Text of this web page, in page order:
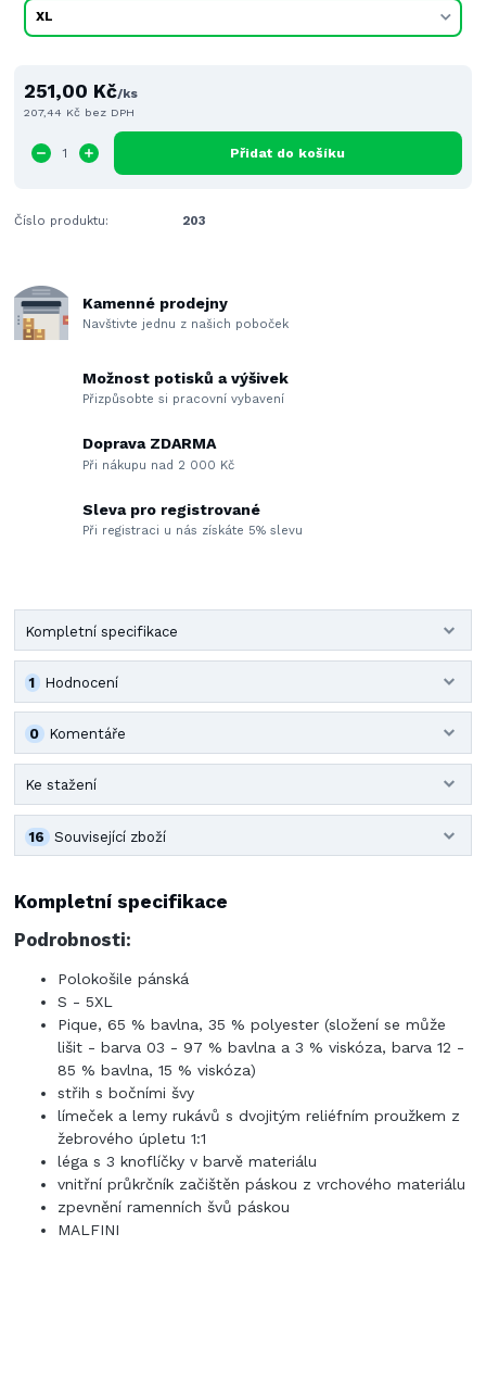
251,00 Kč/ks
207,44 Kč bez DPH
Přidat do košíku
Číslo produktu: 203
Kamenné prodejny
Navštivte jednu z našich poboček
Možnost potisků a výšivek
Přizpůsobte si pracovní vybavení
Doprava ZDARMA
Při nákupu nad 2 000 Kč
Sleva pro registrované
Při registraci u nás získáte 5% slevu
Kompletní specifikace
Hodnocení
1
Komentáře
0
Ke stažení
Související zboží
16
Kompletní specifikace
Podrobnosti:
Polokošile pánská
S - 5XL
Pique, 65 % bavlna, 35 % polyester (složení se může
lišit - barva 03 - 97 % bavlna a 3 % viskóza, barva 12 -
85 % bavlna, 15 % viskóza)
střih s bočními švy
límeček a lemy rukávů s dvojitým reliéfním proužkem z
žebrového úpletu 1:1
léga s 3 knoflíčky v barvě materiálu
vnitřní průkrčník začištěn páskou z vrchového materiálu
zpevnění ramenních švů páskou
MALFINI